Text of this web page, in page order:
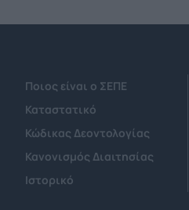
Ποιος είναι ο ΣΕΠΕ
Καταστατικό
Κώδικας Δεοντολογίας
Κανονισμός Διαιτησίας
Ιστορικό